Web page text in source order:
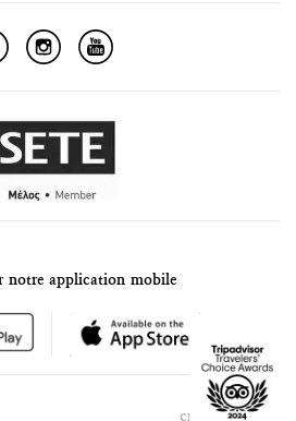
notre application mobile
créé parNelios